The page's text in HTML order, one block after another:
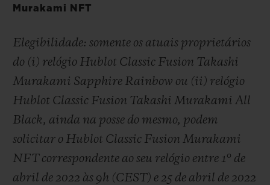
Murakami NFT
Elegibilidade: somente os atuais proprietários
do (i) relógio Hublot Classic Fusion Takashi
Murakami Sapphire Rainbow ou (ii) relógio
Hublot Classic Fusion Takashi Murakami All
Black, ainda na posse do mesmo, podem
solicitar o Hublot Classic Fusion Murakami
NFT correspondente ao seu relógio entre 1° de
abril de 2022 às 9h (CEST) e 25 de abril de 2022